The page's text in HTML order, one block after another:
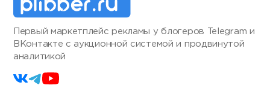
Первый маркетплейс рекламы у блогеров Telegram и
ВКонтакте с аукционной системой и продвинутой
аналитикой